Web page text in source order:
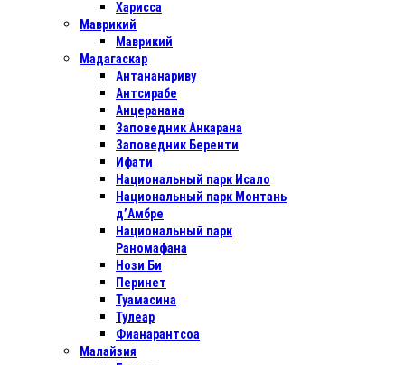
Харисса
Маврикий
Маврикий
Мадагаскар
Антананариву
Антсирабе
Анцеранана
Заповедник Анкарана
Заповедник Беренти
Ифати
Национальный парк Исало
Национальный парк Монтань
д’Амбре
Национальный парк
Раномафана
Нози Би
Перинет
Туамасина
Тулеар
Фианарантсоа
Малайзия